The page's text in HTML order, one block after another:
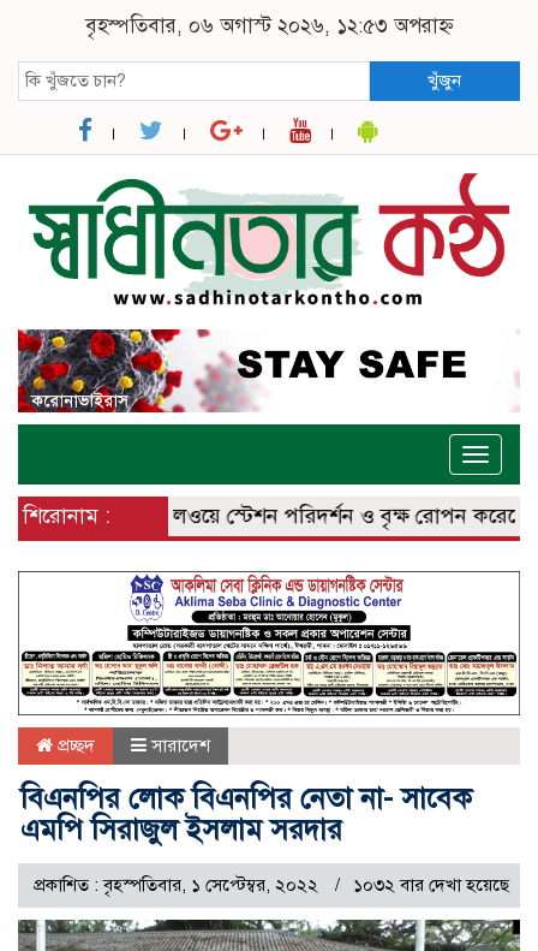
বৃহস্পতিবার, ০৬ অগাস্ট ২০২৬, ১২:৫৩ অপরাহ্ন
খুঁজুন
Toggle
শিরোনাম :
কক্সবাজার রেলওয়ে স্টেশন পরিদর্শন ও বৃক্ষ রোপন করেছেন
প্রচ্ছদ সারাদেশ
বিএনপির লোক বিএনপির নেতা না- সাবেক
এমপি সিরাজুল ইসলাম সরদার
প্রকাশিত : বৃহস্পতিবার, ১ সেপ্টেম্বর, ২০২২ ১০৩২ বার দেখা হয়েছে